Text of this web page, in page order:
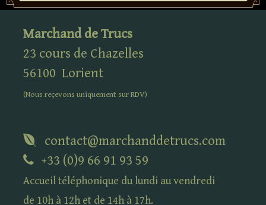
Marchand de Trucs
23 cours de Chazelles
56100 Lorient
(Nous reçevons uniquement surRDV)
contact@marchanddetrucs.com
+33 (0)9 66 91 93 59
Accueil téléphonique du lundi au vendredi
de 10h à 12h et de 14h à 17h.